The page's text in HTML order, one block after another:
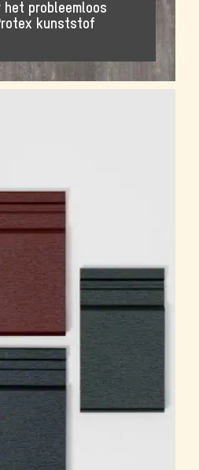
probleemloos
kunststof